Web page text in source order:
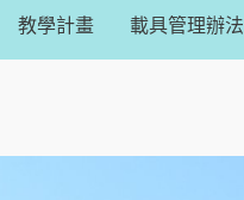
教學計畫 載具管理辦法